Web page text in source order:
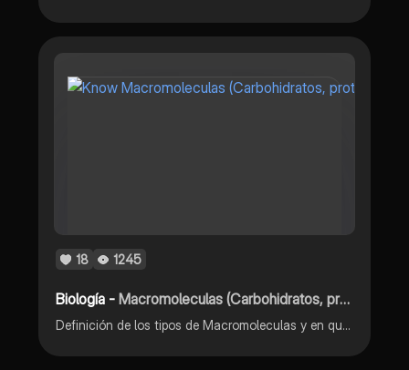
18 1245
Biología -Macromoleculas (Carbohidratos, proteínas, lipidos y vitaminas)
Definición de los tipos de Macromoleculas y en que alimentos se encuentran.